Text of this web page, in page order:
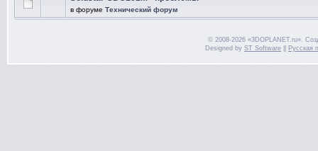
в форуме Технический форум
© 2008-2026 «3DOPLANET.ru».
Designed by ST Software Русская